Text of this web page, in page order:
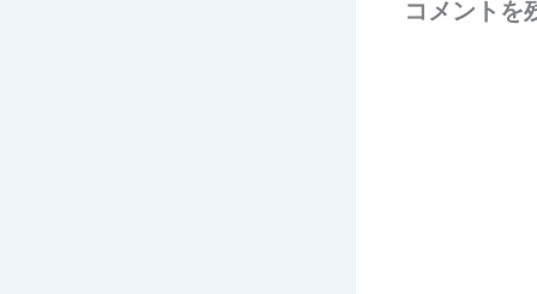
コメントを